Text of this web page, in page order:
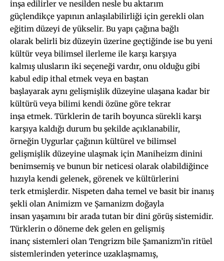
inşa edilirler ve nesilden nesle bu aktarım
güçlendikçe yapının anlaşılabilirliği için gerekli olan
eğitim düzeyi de yükselir. Bu yapı çağına bağlı
olarak belirli biz düzeyin üzerine geçtiğinde ise bu yeni
kültür veya bilimsel ilerleme ile karşı karşıya
kalmış ulusların iki seçeneği vardır, onu olduğu gibi
kabul edip ithal etmek veya en baştan
başlayarak aynı gelişmişlik düzeyine ulaşana kadar bir
kültürü veya bilimi kendi özüne göre tekrar
inşa etmek. Türklerin de tarih boyunca sürekli karşı
karşıya kaldığı durum bu şekilde açıklanabilir,
örneğin Uygurlar çağının kültürel ve bilimsel
gelişmişlik düzeyine ulaşmak için Maniheizm dinini
benimsemiş ve bunun bir neticesi olarak olabildiğince
hızıyla kendi gelenek, görenek ve kültürlerini
terk etmişlerdir. Nispeten daha temel ve basit bir inanış
şekli olan Animizm ve Şamanizm doğayla
insan yaşamını bir arada tutan bir dini görüş sistemidir.
Türklerin o döneme dek gelen en gelişmiş
inanç sistemleri olan Tengrizm bile Şamanizm’in ritüel
sistemlerinden yeterince uzaklaşmamış,